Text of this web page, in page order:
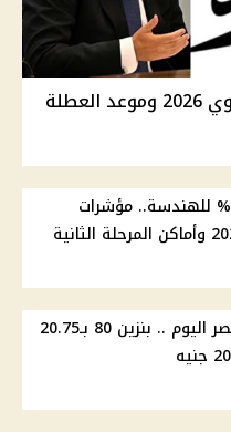
موقف ترحيل إجازة المولد النبوي 2026 وموعد العطلة
92.8% للطب و87.9% للهندسة.. مؤشرات
أسعار الوقود في مصر اليوم .. بنزين 80 بـ20.75